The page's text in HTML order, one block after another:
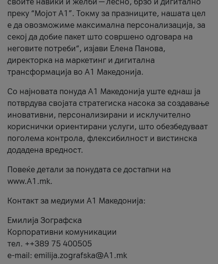
преку “Мојот А1”. Токму за празниците, нашата цел
е да овозможиме максимална персонализација, за
секој да добие пакет што совршено одговара на
неговите потреби“, изјави Елена Панова,
директорка на маркетинг и дигитална
трансформација во А1 Македонија.
Со најновата понуда А1 Македонија уште еднаш ја
потврдува својата стратегиска насока за создавање
иновативни, персонализирани и исклучително
кориснички ориентирани услуги, што обезбедуваат
поголема контрола, флексибилност и вистинска
додадена вредност.
Повеќе детали за понудата се достапни на
www.А1.mk.
Контакт за медиуми А1 Македонија:
Емилија Зографска
Корпоративни комуникации
тел. ++389 75 400505
e-mail: emilija.zografska@A1.mk